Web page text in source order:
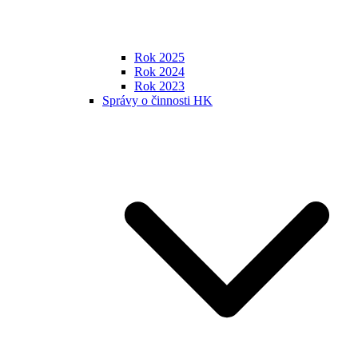
Rok 2025
Rok 2024
Rok 2023
Správy o činnosti HK